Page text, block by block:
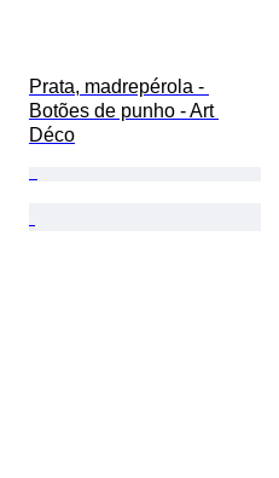
Prata, madrepérola -
Botões de punho - Art
Déco